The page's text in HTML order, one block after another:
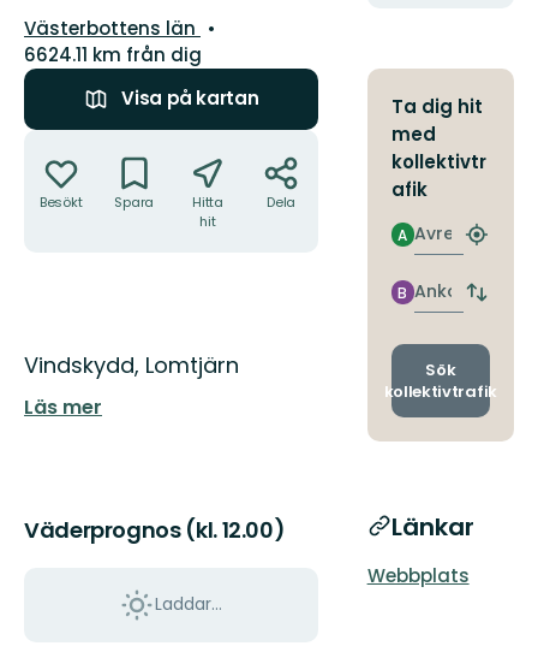
Län:
Västerbottens län
6624.11 km från dig
Visa på kartan
Besökt Spara
Hitta
hit
Dela
Beskrivning
Vindskydd, Lomtjärn
Läs mer
Väderprognos (kl. 12.00)
Laddar...
Ta dig hit
med
kollektivtr
afik
Avresa
A
Hitta
Ankomst
B
Byt
och
Sök
kollektivtrafik
Länkar
Webbplats